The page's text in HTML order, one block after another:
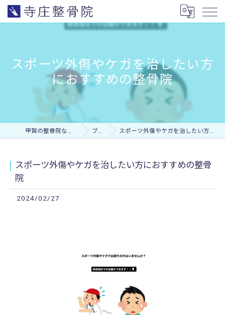
スポーツ外傷やケガを治したい方
におすすめの整骨院
甲賀の整骨院なら寺庄整骨院 ブログ スポーツ外傷やケガを治したい方におすすめの整骨院
スポーツ外傷やケガを治したい方におすすめの整骨
院
2024/02/27